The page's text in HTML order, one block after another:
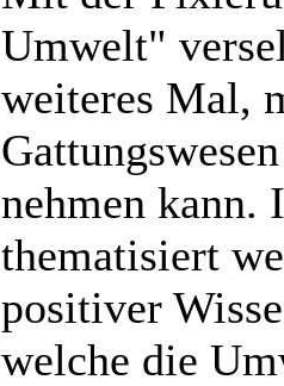
Umwelt"
weiteres Mal,
nehmen kann.
thematisiert
positiver
welche die